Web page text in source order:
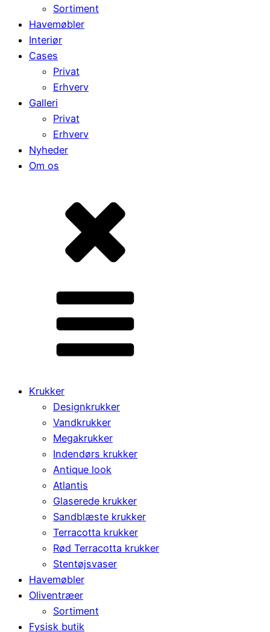
Sortiment
Havemøbler
Interiør
Cases
Privat
Erhverv
Galleri
Privat
Erhverv
Nyheder
Om os
Krukker
Designkrukker
Vandkrukker
Megakrukker
Indendørs krukker
Antique look
Atlantis
Glaserede krukker
Sandblæste krukker
Terracotta krukker
Rød Terracotta krukker
Stentøjsvaser
Havemøbler
Oliventræer
Sortiment
Fysisk butik